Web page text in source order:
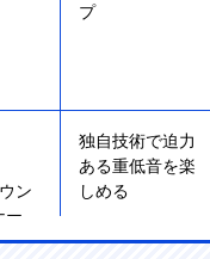
プ
ン
ー
独自技術で迫力
ある重低音を楽
しめる